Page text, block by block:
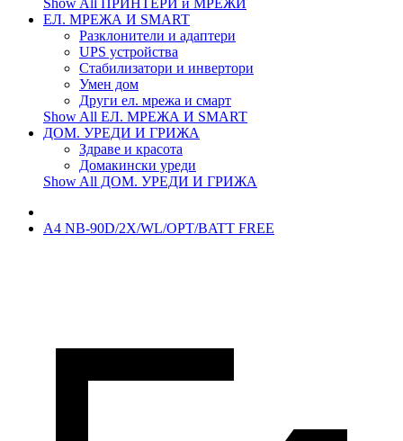
Show All ПРИНТЕРИ и МРЕЖИ
ЕЛ. МРЕЖА И SMART
Разклонители и адаптери
UPS устройства
Стабилизатори и инвертори
Умен дом
Други ел. мрежа и смарт
Show All ЕЛ. МРЕЖА И SMART
ДОМ. УРЕДИ И ГРИЖА
Здраве и красота
Домакински уреди
Show All ДОМ. УРЕДИ И ГРИЖА
A4 NB-90D/2X/WL/OPT/BATT FREE